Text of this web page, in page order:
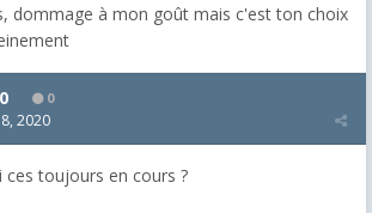
dommage à mon goût mais c'est ton choix
0
2020
toujours en cours ?